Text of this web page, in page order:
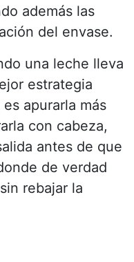
además las
del envase.
una leche lleva
estrategia
apurarla más
con cabeza,
antes de que
de verdad
rebajar la